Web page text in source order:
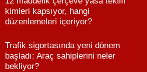
kimleri kapsıyor, hangi
düzenlemeleri içeriyor?
Trafik sigortasında yeni dönem
başladı: Araç sahiplerini neler
bekliyor?